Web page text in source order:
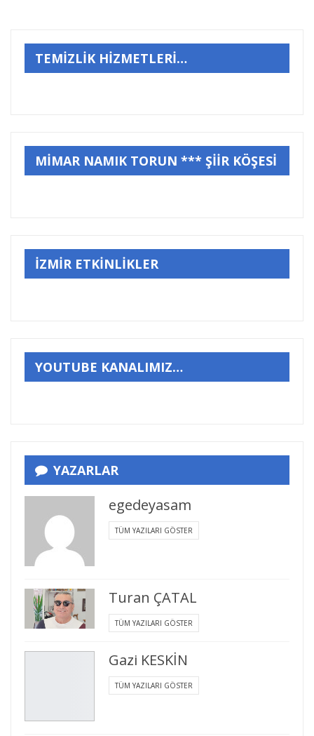
TEMİZLİK HİZMETLERİ…
MİMAR NAMIK TORUN *** ŞİİR KÖŞESİ
İZMİR ETKİNLİKLER
YOUTUBE KANALIMIZ…
YAZARLAR
egedeyasam
TÜM YAZILARI GÖSTER
Turan ÇATAL
TÜM YAZILARI GÖSTER
Gazi KESKİN
TÜM YAZILARI GÖSTER